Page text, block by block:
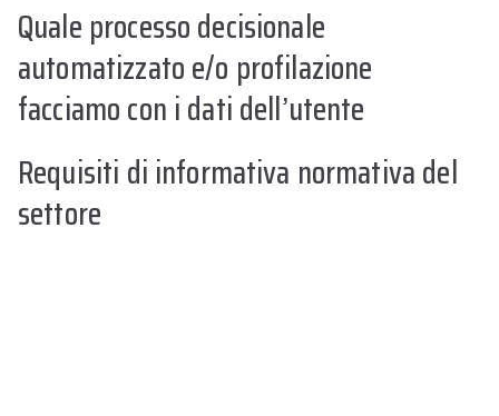
Quale processo decisionale
automatizzato e/o profilazione
facciamo con i dati dell’utente
Requisiti di informativa normativa del
settore